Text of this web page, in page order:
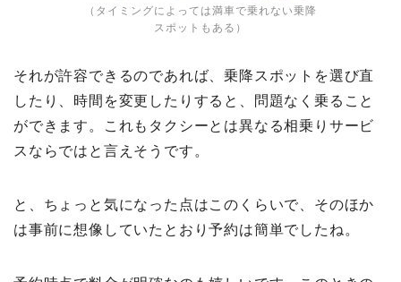
（タイミングによっては満車で乗れない乗降
スポットもある）
それが許容できるのであれば、乗降スポットを選び直
したり、時間を変更したりすると、問題なく乗ること
ができます。これもタクシーとは異なる相乗りサービ
スならではと言えそうです。
と、ちょっと気になった点はこのくらいで、そのほか
は事前に想像していたとおり予約は簡単でしたね。